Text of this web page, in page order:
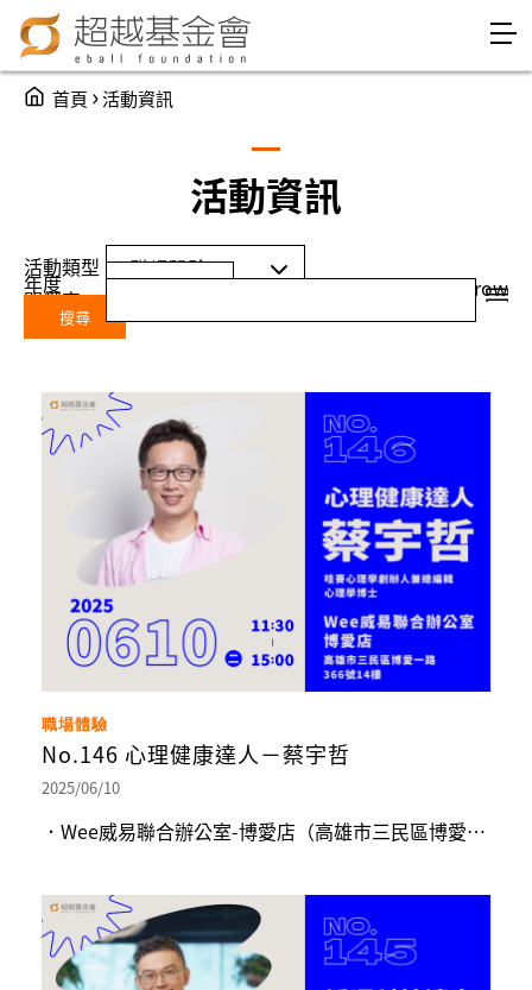
Jump to Navigation
Jump to Main content
You are here
首頁 ›活動資訊
活動資訊
gridrow
活動類型
年度 年度
Year
關鍵字
職場體驗
No.146 心理健康達人－蔡宇哲
2025/06/10
．Wee威易聯合辦公室-博愛店（高雄市三民區博愛一路366號14樓）